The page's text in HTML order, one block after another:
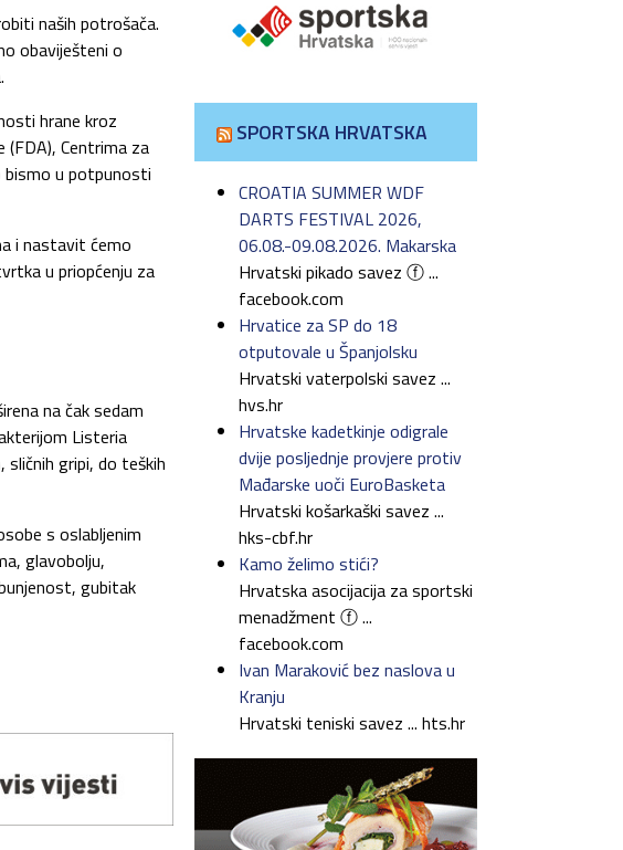
naših potrošača.
obaviješteni o
hrane kroz
(FDA), Centrima za
bismo u potpunosti
i nastavit ćemo
u priopćenju za
na čak sedam
Listeria
gripi, do teških
s oslabljenim
glavobolju,
gubitak
SPORTSKA HRVATSKA
CROATIA SUMMER WDF
DARTS FESTIVAL 2026,
06.08.-09.08.2026. Makarska
Hrvatski pikado savez ⓕ ...
facebook.com
Hrvatice za SP do 18
otputovale u Španjolsku
Hrvatski vaterpolski savez ...
hvs.hr
Hrvatske kadetkinje odigrale
dvije posljednje provjere protiv
Mađarske uoči EuroBasketa
Hrvatski košarkaški savez ...
hks-cbf.hr
Kamo želimo stići?
Hrvatska asocijacija za sportski
menadžment ⓕ ...
facebook.com
Ivan Maraković bez naslova u
Kranju
Hrvatski teniski savez ... hts.hr